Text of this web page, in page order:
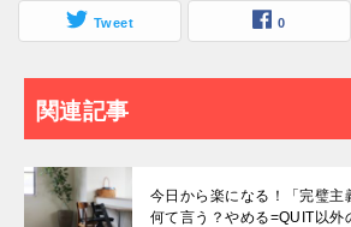
Tweet 0
関連記事
今日から楽になる！「完璧主
何て言う？やめる=QUIT以外